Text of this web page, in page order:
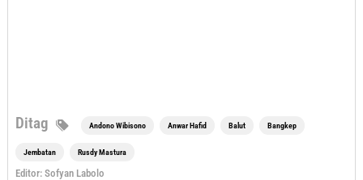
Ditag Andono Wibisono Anwar Hafid Balut Bangkep
Jembatan Rusdy Mastura
Editor: Sofyan Labolo